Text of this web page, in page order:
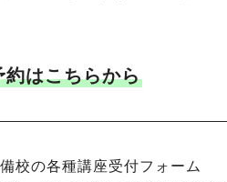
はこちらから
校の各種講座受付フォーム